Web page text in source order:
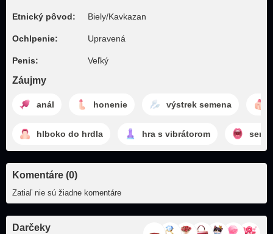
Etnický pôvod: Biely/Kavkazan
Ochlpenie: Upravená
Penis: Veľký
Záujmy
anál honenie výstrek semena
hlboko do hrdla hra s vibrátorom
Komentáre (0)
Zatiaľ nie sú žiadne komentáre
Darčeky